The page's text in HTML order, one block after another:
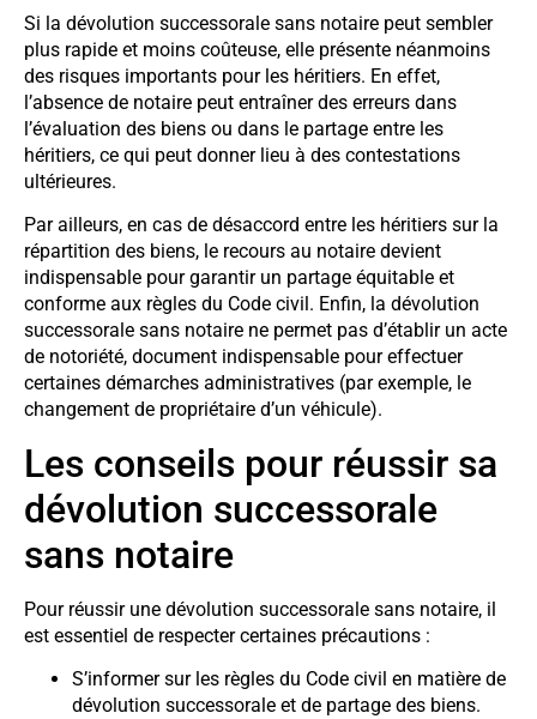
Si la dévolution successorale sans notaire peut sembler
plus rapide et moins coûteuse, elle présente néanmoins
des risques importants pour les héritiers. En effet,
l’absence de notaire peut entraîner des erreurs dans
l’évaluation des biens ou dans le partage entre les
héritiers, ce qui peut donner lieu à des contestations
ultérieures.
Par ailleurs, en cas de désaccord entre les héritiers sur la
répartition des biens, le recours au notaire devient
indispensable pour garantir un partage équitable et
conforme aux règles du Code civil. Enfin, la dévolution
successorale sans notaire ne permet pas d’établir un acte
de notoriété, document indispensable pour effectuer
certaines démarches administratives (par exemple, le
changement de propriétaire d’un véhicule).
Les conseils pour réussir sa
dévolution successorale
sans notaire
Pour réussir une dévolution successorale sans notaire, il
est essentiel de respecter certaines précautions :
S’informer sur les règles du Code civil en matière de
dévolution successorale et de partage des biens.